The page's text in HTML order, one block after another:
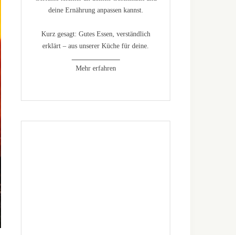
deine Ernährung anpassen kannst.
Kurz gesagt: Gutes Essen, verständlich
erklärt – aus unserer Küche für deine.
Mehr erfahren